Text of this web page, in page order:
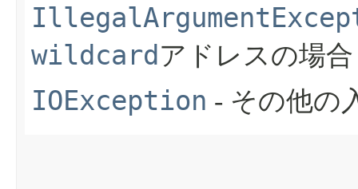
wildcard アドレスの場合
IOException - その他の